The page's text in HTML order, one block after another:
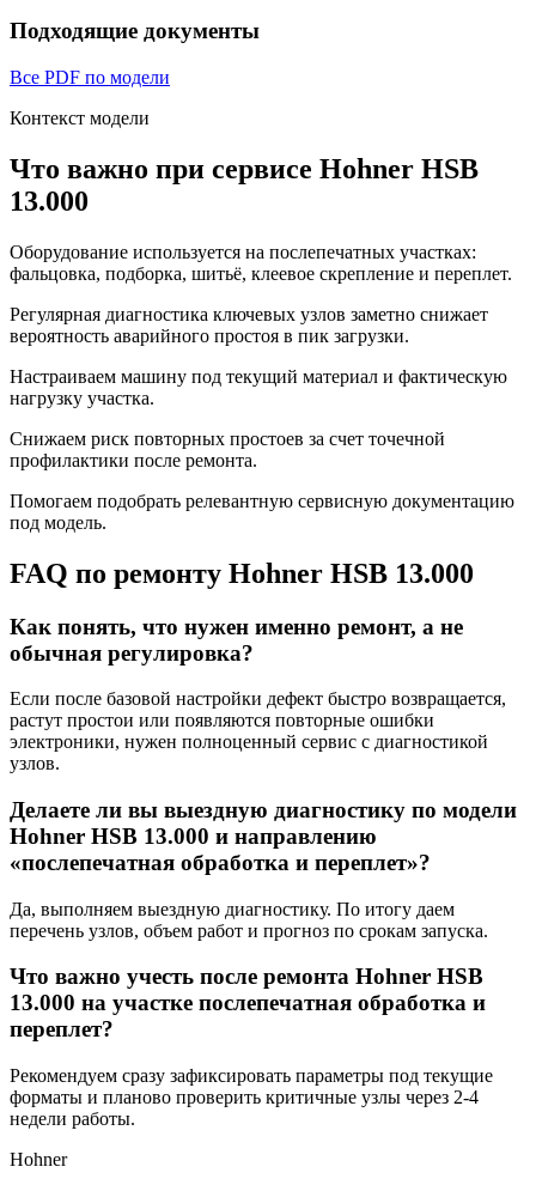
Подходящие документы
Все PDF по модели
Контекст модели
Что важно при сервисе Hohner HSB
13.000
Оборудование используется на послепечатных участках:
фальцовка, подборка, шитьё, клеевое скрепление и переплет.
Регулярная диагностика ключевых узлов заметно снижает
вероятность аварийного простоя в пик загрузки.
Настраиваем машину под текущий материал и фактическую
нагрузку участка.
Снижаем риск повторных простоев за счет точечной
профилактики после ремонта.
Помогаем подобрать релевантную сервисную документацию
под модель.
FAQ по ремонту Hohner HSB 13.000
Как понять, что нужен именно ремонт, а не
обычная регулировка?
Если после базовой настройки дефект быстро возвращается,
растут простои или появляются повторные ошибки
электроники, нужен полноценный сервис с диагностикой
узлов.
Делаете ли вы выездную диагностику по модели
Hohner HSB 13.000 и направлению
«послепечатная обработка и переплет»?
Да, выполняем выездную диагностику. По итогу даем
перечень узлов, объем работ и прогноз по срокам запуска.
Что важно учесть после ремонта Hohner HSB
13.000 на участке послепечатная обработка и
переплет?
Рекомендуем сразу зафиксировать параметры под текущие
форматы и планово проверить критичные узлы через 2-4
недели работы.
Hohner